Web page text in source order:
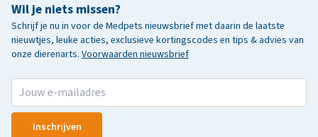
Wil je niets missen?
Schrijf je nu in voor de Medpets nieuwsbrief met daarin de laatste
nieuwtjes, leuke acties, exclusieve kortingscodes en tips & advies van
onze dierenarts. Voorwaarden nieuwsbrief
Inschrijven